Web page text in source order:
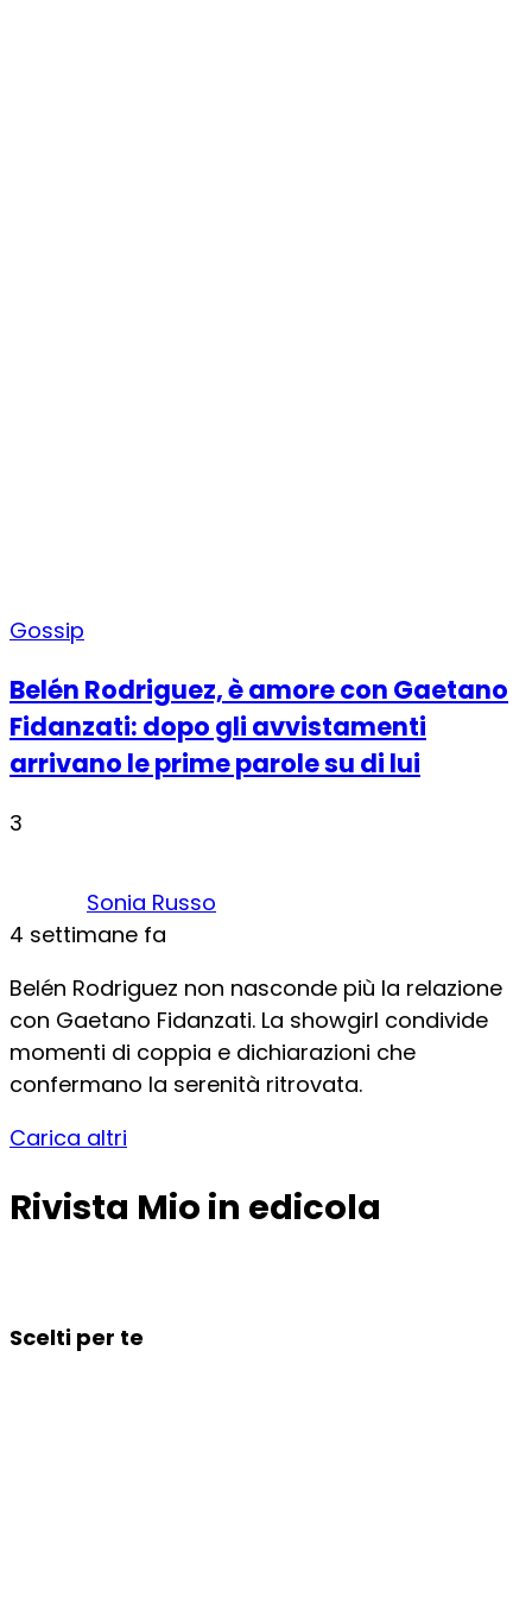
Gossip
Belén Rodriguez, è amore con Gaetano
Fidanzati: dopo gli avvistamenti
arrivano le prime parole su di lui
3
Sonia Russo
4 settimane fa
Belén Rodriguez non nasconde più la relazione
con Gaetano Fidanzati. La showgirl condivide
momenti di coppia e dichiarazioni che
confermano la serenità ritrovata.
Carica altri
Rivista Mio in edicola
Scelti per te